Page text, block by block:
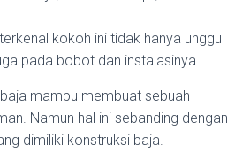
kokoh ini tidak hanya unggul
pada bobot dan instalasinya.
mampu membuat sebuah
Namun hal ini sebanding dengan
dimiliki konstruksi baja.